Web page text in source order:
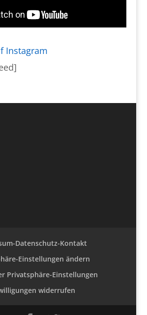
Instagram
Datenschutz-Kontakt
Einstellungen ändern
Privatsphäre-Einstellungen
widerrufen